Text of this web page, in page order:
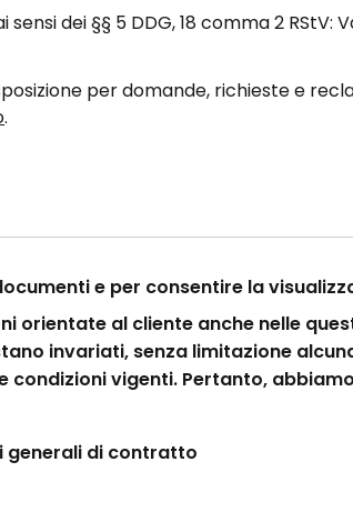
dei §§ 5 DDG, 18 comma 2 RStV:
per domande, richieste e
.
e per consentire la
orientate al cliente anche nelle
invariati, senza limitazione
vigenti. Pertanto,
generali di contratto